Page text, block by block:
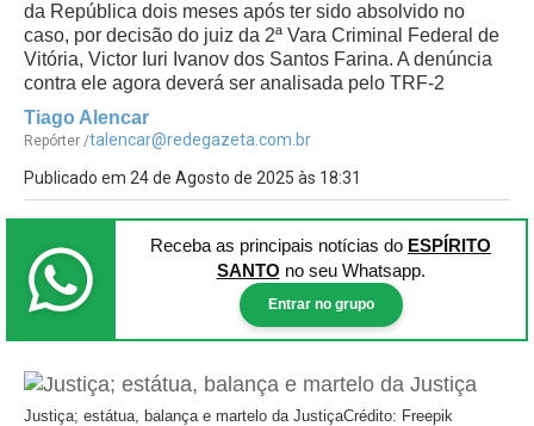
da República dois meses após ter sido absolvido no
caso, por decisão do juiz da 2ª Vara Criminal Federal de
Vitória, Victor Iuri Ivanov dos Santos Farina. A denúncia
contra ele agora deverá ser analisada pelo TRF-2
Tiago Alencar
Repórter /talencar@redegazeta.com.br
Publicado em 24 de Agosto de 2025 às 18:31
Receba as principais notícias do ESPÍRITO
SANTO no seu Whatsapp.
Entrar no grupo
Justiça; estátua, balança e martelo da JustiçaCrédito: Freepik